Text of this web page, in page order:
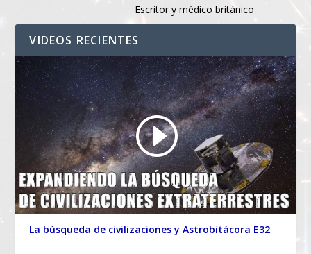
Escritor y médico británico
VIDEOS RECIENTES
La búsqueda de civilizaciones y Astrobitácora E32